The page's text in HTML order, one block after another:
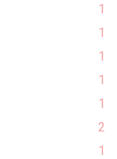
1
1
1
1
1
2
1